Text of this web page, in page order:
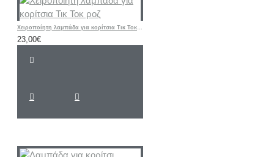
Χειροποίητη λαμπάδα για κορίτσια Τικ Τοκ ροζ
23,00€